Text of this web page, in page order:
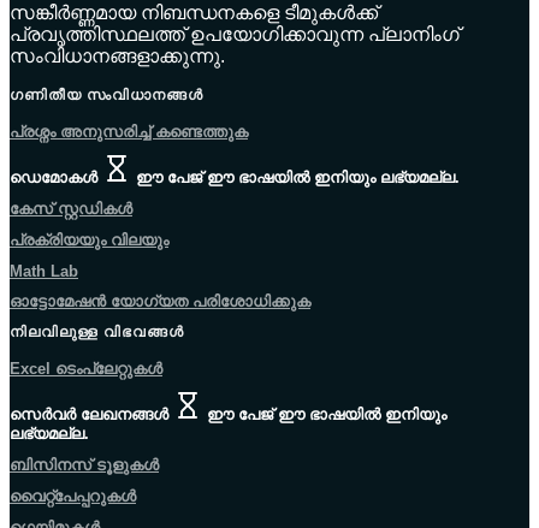
സങ്കീർണ്ണമായ നിബന്ധനകളെ ടീമുകൾക്ക്
പ്രവൃത്തിസ്ഥലത്ത് ഉപയോഗിക്കാവുന്ന പ്ലാനിംഗ്
സംവിധാനങ്ങളാക്കുന്നു.
ഗണിതീയ സംവിധാനങ്ങൾ
പ്രശ്നം അനുസരിച്ച് കണ്ടെത്തുക
ഡെമോകൾ
ഈ പേജ് ഈ ഭാഷയിൽ ഇനിയും ലഭ്യമല്ല.
കേസ് സ്റ്റഡികൾ
പ്രക്രിയയും വിലയും
Math Lab
ഓട്ടോമേഷൻ യോഗ്യത പരിശോധിക്കുക
നിലവിലുള്ള വിഭവങ്ങൾ
Excel ടെംപ്ലേറ്റുകൾ
സെർവർ ലേഖനങ്ങൾ
ഈ പേജ് ഈ ഭാഷയിൽ ഇനിയും
ലഭ്യമല്ല.
ബിസിനസ് ടൂളുകൾ
വൈറ്റ്പേപ്പറുകൾ